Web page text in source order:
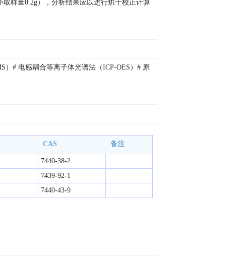
取样量0.2g），分析结果应以进行烘干校正计算
# 电感耦合等离子体光谱法（ICP-OES）# 原
CAS 备注
7440-38-2
7439-92-1
7440-43-9